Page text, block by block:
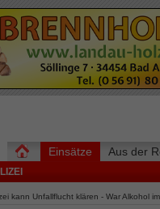
Einsätze Aus der
kann Unfallflucht klären - War Alkohol